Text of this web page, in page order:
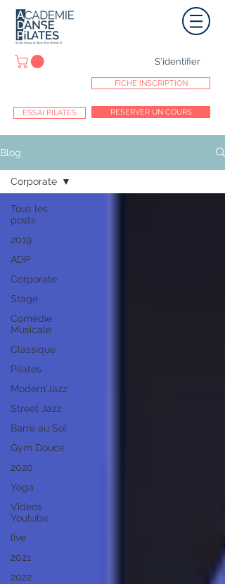
S'identifier
FICHE INSCRIPTION
ESSAI PILATES RESERVER UN COURS
Blog
Tous les
posts
2019
ADP
Corporate
Stage
Comédie
Musicale
Classique
Pilates
Modern'Jazz
Street Jazz
Barre au Sol
Gym Douce
2020
Yoga
Videos
Youtube
live
2021
2022
Corporate